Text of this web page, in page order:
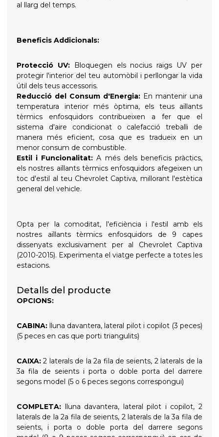
al llarg del temps.
Beneficis Addicionals:
Protecció UV:Bloquegen els nocius raigs UV per
protegir l'interior del teu automòbil i perllongar la vida
útil dels teus accessoris.
Reducció del Consum d'Energia: En mantenir una
temperatura interior més òptima, els teus aïllants
tèrmics enfosquidors contribueixen a fer que el
sistema d'aire condicionat o calefacció treballi de
manera més eficient, cosa que es tradueix en un
menor consum de combustible.
Estil i Funcionalitat: A més dels beneficis pràctics,
els nostres aïllants tèrmics enfosquidors afegeixen un
toc d'estil al teu Chevrolet Captiva, millorant l'estètica
general del vehicle.
Opta per la comoditat, l'eficiència i l'estil amb els
nostres aïllants tèrmics enfosquidors de 9 capes
dissenyats exclusivament per al Chevrolet Captiva
(2010-2015). Experimenta el viatge perfecte a totes les
estacions.
Detalls del producte
OPCIONS:
CABINA: lluna davantera, lateral pilot i copilot (3 peces)
(5 peces en cas que porti triangulits)
CAIXA: 2 laterals de la 2a fila de seients, 2 laterals de la
3a fila de seients i porta o doble porta del darrere
segons model (5 o 6 peces segons correspongui)
COMPLETA: lluna davantera, lateral pilot i copilot, 2
laterals de la 2a fila de seients, 2 laterals de la 3a fila de
seients, i porta o doble porta del darrere segons